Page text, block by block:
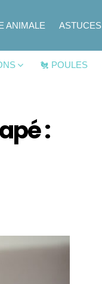
ANIMALE ASTUCES
🐔 POULES
: